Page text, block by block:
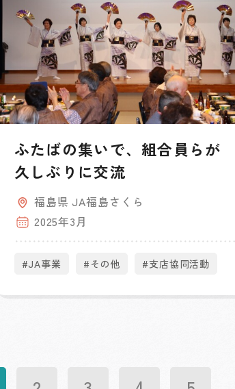
ふたばの集いで、組合員らが
久しぶりに交流
福島県 JA福島さくら
2025年3月
#JA事業 #その他 #支店協同活動